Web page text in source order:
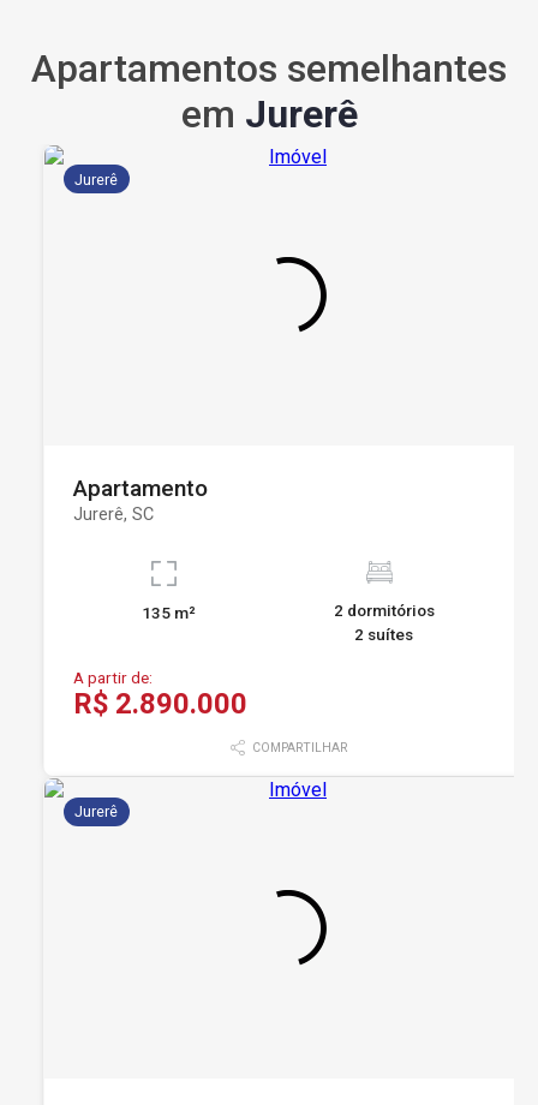
Apartamentos semelhantes
em Jurerê
Jurerê
Apartamento
Jurerê, SC
135 m²
2 dormitórios
2 suítes
A partir de:
R$ 2.890.000
COMPARTILHAR
Jurerê